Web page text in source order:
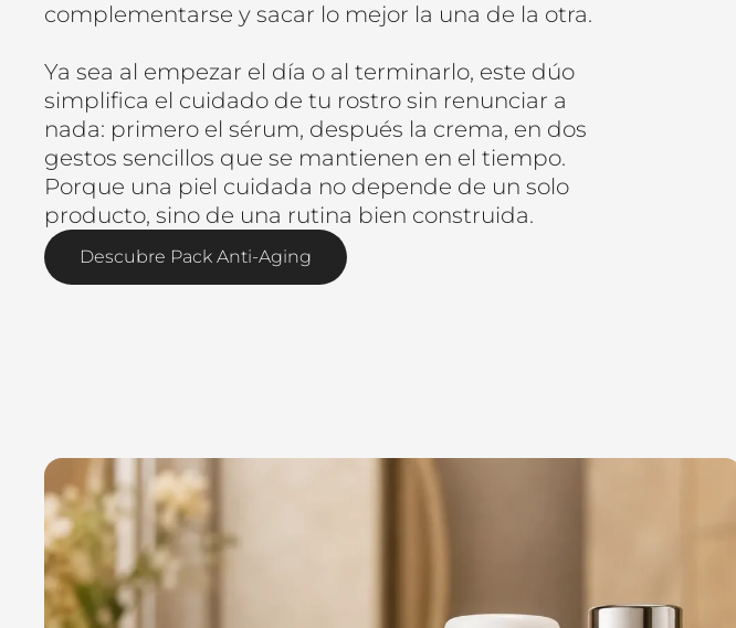
complementarse y sacar lo mejor la una de la otra.
Ya sea al empezar el día o al terminarlo, este dúo
simplifica el cuidado de tu rostro sin renunciar a
nada: primero el sérum, después la crema, en dos
gestos sencillos que se mantienen en el tiempo.
Porque una piel cuidada no depende de un solo
producto, sino de una rutina bien construida.
Descubre Pack Anti-Aging